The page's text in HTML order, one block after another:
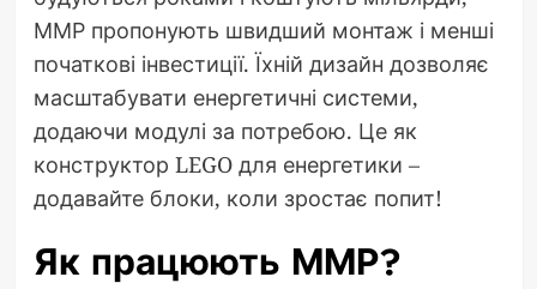
ММР пропонують швидший монтаж і менші
початкові інвестиції. Їхній дизайн дозволяє
масштабувати енергетичні системи,
додаючи модулі за потребою. Це як
конструктор LEGO для енергетики –
додавайте блоки, коли зростає попит!
Як працюють ММР?